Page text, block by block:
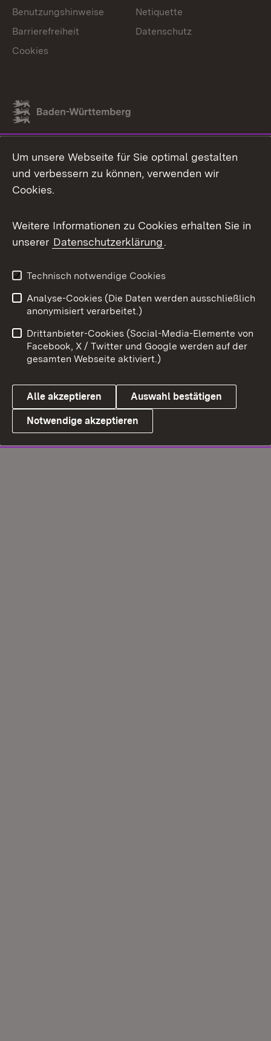
Link zum Landesportal
Benutzungshinweise
Netiquette
Barrierefreiheit
Datenschutz
Cookies
Um unsere Webseite für Sie optimal gestalten
und verbessern zu können, verwenden wir
Cookies.
Weitere Informationen zu Cookies erhalten Sie in
unserer Datenschutzerklärung.
Technisch notwendige Cookies
Analyse-Cookies (Die Daten werden ausschließlich
anonymisiert verarbeitet.)
Drittanbieter-Cookies (Social-Media-Elemente von
Facebook, X / Twitter und Google werden auf der
gesamten Webseite aktiviert.)
Alle akzeptieren Auswahl bestätigen
Notwendige akzeptieren